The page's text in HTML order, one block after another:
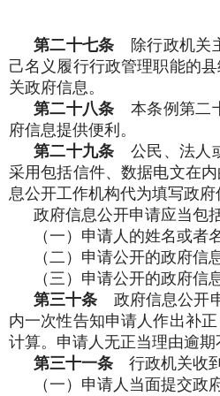
第二十七条 除行政机关
己名义履行行政管理职能的
关政府信息。
第二十八条 本条例第二
府信息提供便利。
第二十九条 公民、法人
采用包括信件、数据电文在
息公开工作机构代为填写政
政府信息公开申请应当包
（一）申请人的姓名或
（二）申请公开的政府
（三）申请公开的政府
第三十条 政府信息公开
内一次性告知申请人作出补
计算。申请人无正当理由逾
第三十一条 行政机关收
（一）申请人当面提交